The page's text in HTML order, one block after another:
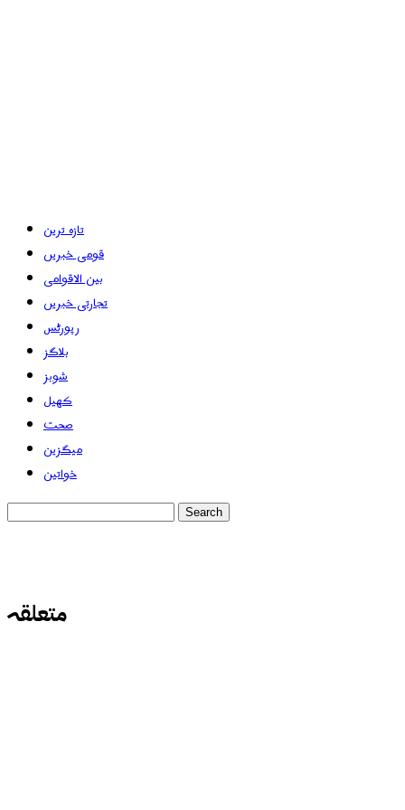
تازہ ترین
قومی خبریں
بین الاقوامی
تجارتی خبریں
رپورٹس
بلاگز
شوبز
کھیل
صحت
میگزین
خواتین
متعلقہ